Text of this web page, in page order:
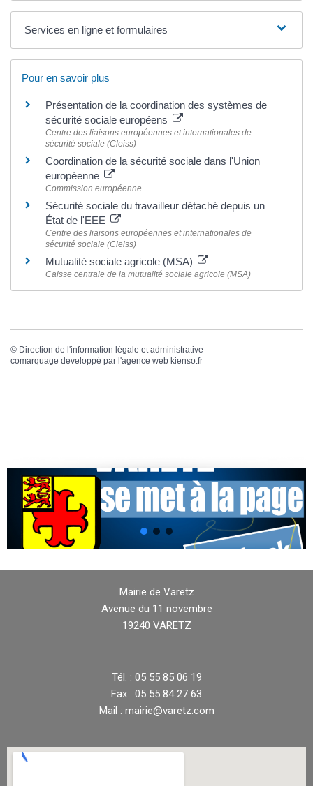
Services en ligne et formulaires
Pour en savoir plus
Présentation de la coordination des systèmes de
sécurité sociale européens
Centre des liaisons européennes et internationales de
sécurité sociale (Cleiss)
Coordination de la sécurité sociale dans l'Union
européenne
Commission européenne
Sécurité sociale du travailleur détaché depuis un
État de l'EEE
Centre des liaisons européennes et internationales de
sécurité sociale (Cleiss)
Mutualité sociale agricole (MSA)
Caisse centrale de la mutualité sociale agricole (MSA)
© Direction de l'information légale et administrative
comarquage developpé par l'agence web kienso.fr
Mairie de Varetz
Avenue du 11 novembre
19240 VARETZ
Tél. : 05 55 85 06 19
Fax : 05 55 84 27 63
Mail : mairie@varetz.com